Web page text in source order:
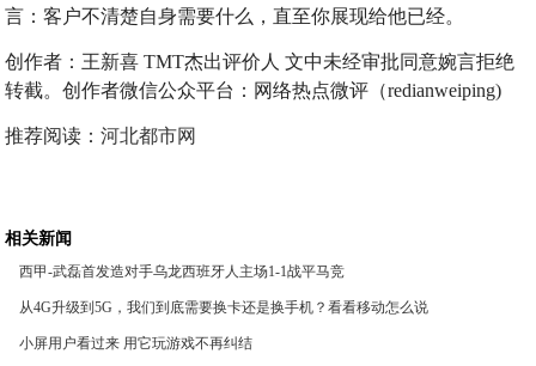
言：客户不清楚自身需要什么，直至你展现给他已经。
创作者：王新喜 TMT杰出评价人 文中未经审批同意婉言拒绝
转截。创作者微信公众平台：网络热点微评（redianweiping)
推荐阅读：河北都市网
相关新闻
西甲-武磊首发造对手乌龙西班牙人主场1-1战平马竞
从4G升级到5G，我们到底需要换卡还是换手机？看看移动怎么说
小屏用户看过来 用它玩游戏不再纠结